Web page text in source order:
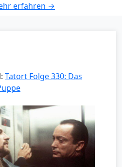
erfahren →
Tatort Folge 330: Das